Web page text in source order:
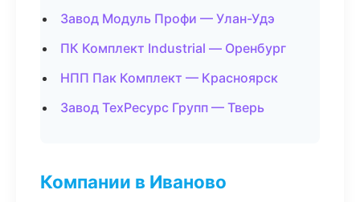
Завод Модуль Профи — Улан-Удэ
ПК Комплект Industrial — Оренбург
НПП Пак Комплект — Красноярск
Завод ТехРесурс Групп — Тверь
Компании в Иваново